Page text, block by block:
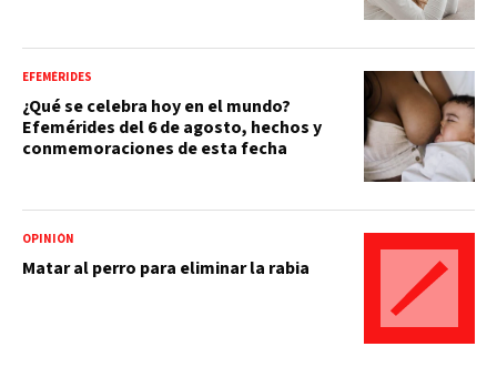
EFEMÉRIDES
¿Qué se celebra hoy en el mundo?
Efemérides del 6 de agosto, hechos y
conmemoraciones de esta fecha
OPINIÓN
Matar al perro para eliminar la rabia